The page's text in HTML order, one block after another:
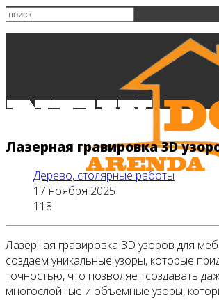
Главная
Лазерная гравировка 3D
Дерево, столярные работы
17 ноября 2025
118
Лазерная гравировка 3D узоров для
создаем уникальные узоры, которые
точностью, что позволяет создавать
многослойные и объемные узоры,